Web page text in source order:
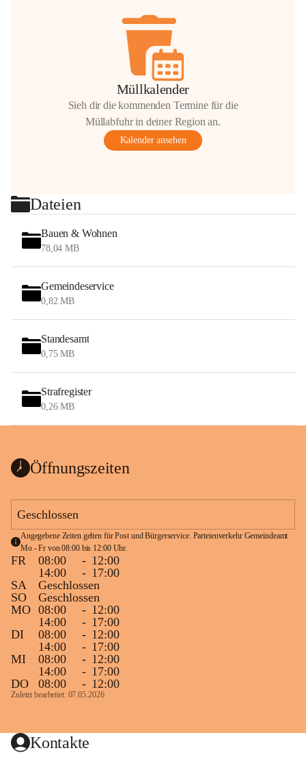
Müllkalender
Sieh dir die kommenden Termine für die
Müllabfuhr in deiner Region an.
Kalender ansehen
Dateien
Bauen & Wohnen
78,04 MB
Gemeindeservice
0,82 MB
Standesamt
0,75 MB
Strafregister
0,26 MB
Öffnungszeiten
Geschlossen
Angegebene Zeiten gelten für Post und Bürgerservice. Parteienverkehr Gemeindeamt
Mo - Fr von 08:00 bis 12:00 Uhr.
FR 08:00 - 12:00
14:00
- 17:00
SA
Geschlossen
SO
Geschlossen
MO 08:00 - 12:00
14:00
- 17:00
DI
08:00 - 12:00
14:00
- 17:00
MI
08:00 - 12:00
14:00
- 17:00
DO
08:00 - 12:00
Zuletzt bearbeitet: 07.05.2026
Kontakte